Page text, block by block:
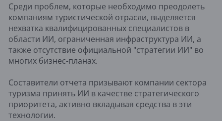
Среди проблем, которые необходимо преодолеть
компаниям туристической отрасли, выделяется
нехватка квалифицированных специалистов в
области ИИ, ограниченная инфраструктура ИИ, а
также отсутствие официальной "стратегии ИИ" во
многих бизнес-планах.
Составители отчета призывают компании сектора
туризма принять ИИ в качестве стратегического
приоритета, активно вкладывая средства в эти
технологии.